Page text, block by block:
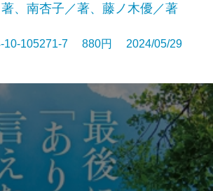
、南杏子／著、藤ノ木優／著
10-105271-7 880円 2024/05/29